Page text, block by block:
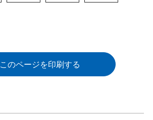
このページを印刷する